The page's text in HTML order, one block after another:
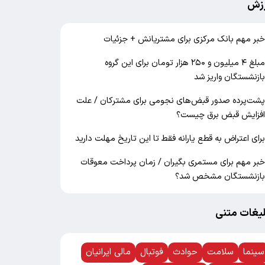
خبر مهم بانک مرکزی برای مشتریانش + جزئیات
مبلغ ۴ میلیون و ۲۵۰ هزار تومان برای این گروه
بازنشستگان واریز شد
پشت‌پرده صدور قبض‌های نجومی برای مشترکان / علت
افزایش قبض برق چیست؟
برای اعتراض به قطع یارانه فقط تا این تاریخ مهلت دارید
خبر مهم برای مستمری بگیران / زمان پرداخت معوقات
بازنشستگان مشخص شد؟
متنی
سینما سلامت حوادث فوتبال مالی ایرانیان